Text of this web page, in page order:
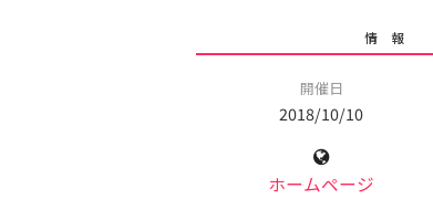
情 報
開催日
2018/10/10
ホームページ